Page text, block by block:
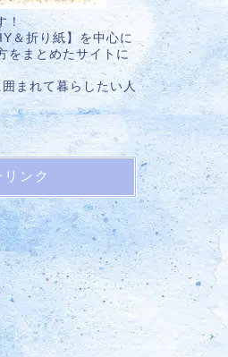
！
＆折り紙】を中心に
をまとめたサイトに
まれて暮らしたい人
ンク